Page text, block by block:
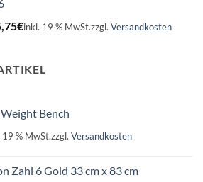
€Aktueller
15,75€.
inkl. 19 % MwSt.zzgl. Versandkosten
Bench
19 % MwSt.zzgl. Versandkosten
Zahl 6 Gold 33 cm x 83 cm